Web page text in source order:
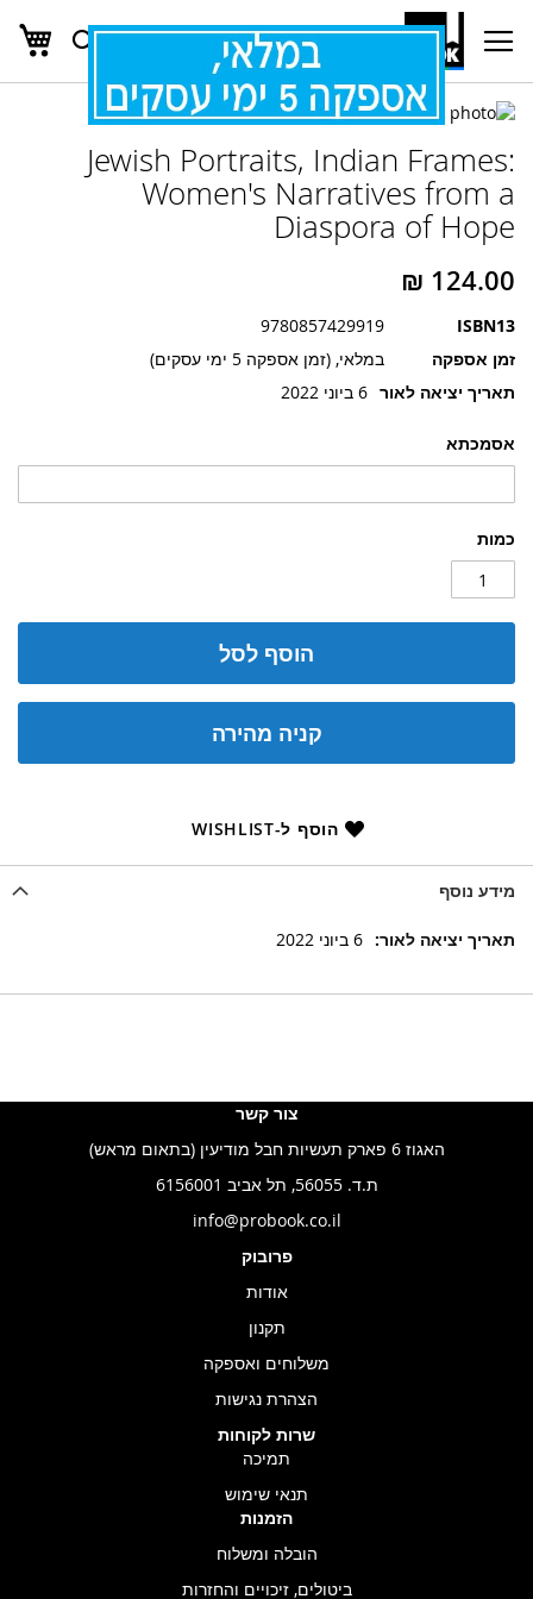
Skip
Content
חפש
אסמכתא
כמות
הוסף לסל
קניה מהירה
הוסף ל-WISHLIST
Jewish Portraits, Indian Frames:
Women's Narratives from a
Diaspora of Hope
ISBN13
9780857429919
זמן אספקה
במלאי, (זמן אספקה 5 ימי עסקים)
תאריך יציאה לאור 6 ביוני 2022
לדלג
של
גלריית
תמונות
להתחלה
של
גלריית
תמונות
מידע נוסף
מידע
6 ביוני 2022
צור קשר
האגוז 6 פארק תעשיות חבל מודיעין (בתאום מראש)
ת.ד. 56055, תל אביב 6156001
info@probook.co.il
פרובוק
אודות
תקנון
משלוחים ואספקה
הצהרת נגישות
שרות לקוחות
תמיכה
תנאי שימוש
הזמנות
הובלה ומשלוח
ביטולים, זיכויים והחזרות